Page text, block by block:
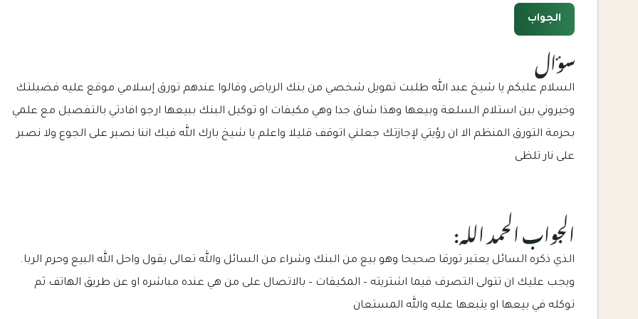
الجواب
سؤال
السلام عليكم يا شيخ عبد الله طلبت تمويل شخصي من بنك الرياض وقالوا عندهم تورق إسلامي موقع عليه فضيلتك
وخيروني بين استلام السلعة وبيعها وهذا شاق جدا وهي مكيفات او توكيل البنك ببيعها ارجو افادتي بالتفصيل مع علمي
بحرمة التورق المنظم الا ان رؤيتي لإجازتك جعلني اتوقف قليلا واعلم يا شيخ بارك الله فيك اننا نصبر على الجوع ولا نصبر
على نار تلظى
الجواب الحمد الله:
الذي ذكره السائل يعتبر تورقا صحيحا وهو بيع من البنك وشراء من السائل والله تعالى يقول واحل الله البيع وحرم الربا.
ويجب عليك ان تتولى التصرف فيما اشتريته – المكيفات – بالاتصال على من هي عنده مباشره او عن طريق الهاتف ثم
توكله في بيعها او يتبعها عليه والله المستعان